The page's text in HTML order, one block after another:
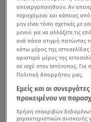
απενεργοποιηθούν. Αν
περιεχόμενο και κάποιες
μην είναι τόσο σχετικές με
μενού για να αλλάξετε τις
ανά πάσα στιγμή πατώντας
κάτω μέρος της
αριστερό μέρος της
σε ισχύ στον Ιστότοπος. Για
Πολιτική Απορρήτου μας.
Εμείς και οι
προκειμένου να
Χρήση επακριβών
χαρακτηριστικών